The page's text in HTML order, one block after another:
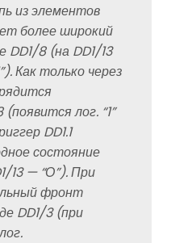
из элементов
более широкий
DD1/8 (на DD1/13
Как только через
лог. “1”
DD1.1
состояние
13 — “О”). При
фронт
DD1/3 (при